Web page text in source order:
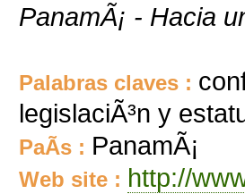
PanamÃ¡ - Hacia
Palabras claves :
legislaciÃ³n y
PaÃ­s : PanamÃ¡
Web site : http://